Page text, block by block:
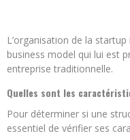
L’organisation de la
business model qui lui est
entreprise traditionnelle.
Quelles sont les
Pour déterminer si une
essentiel de vérifier ses